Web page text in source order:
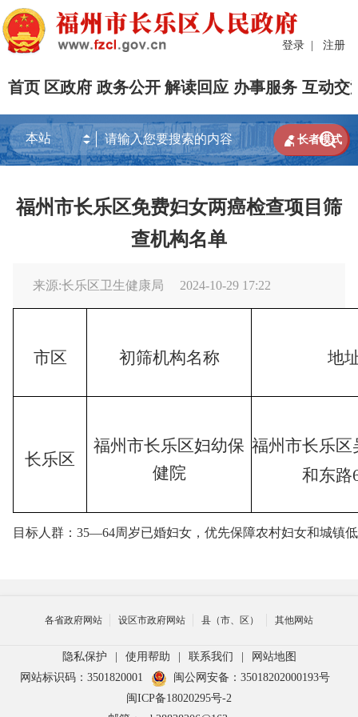
登录 | 注册
首页 区政府 政务公开 解读回应 办事服务 互动交

 长者模式
福州市长乐区免费妇女两癌检查项目筛
查机构名单
来源:长乐区卫生健康局 2024-10-29 17:22
市区 初筛机构名称 地
长乐区
福州市长乐区妇幼保
健院
福州市长乐区
和东路
目标人群：35—64周岁已婚妇女，优先保障农村妇女和城镇
各省政府网站 设区市政府网站 县（市、区） 其他网站
隐私保护 使用帮助 联系我们
网站地图
网站标识码：3501820001
闽公网安备：35018202000193号
闽ICP备18020295号-2